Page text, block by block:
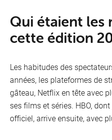
Qui étaient les
cette édi­tion
Les habitudes des
années, les plateformes de
gâteau, Netflix en tête avec
ses films et séries. HBO, dont
officiel, arrive ensuite, avec